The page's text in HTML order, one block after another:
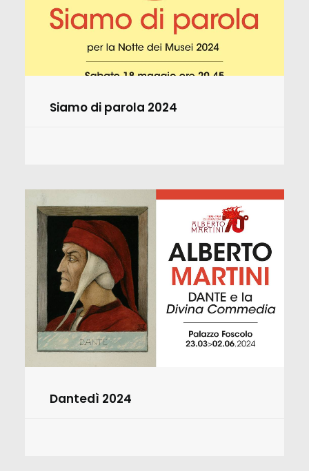
Siamo di parola 2024
Dantedì 2024